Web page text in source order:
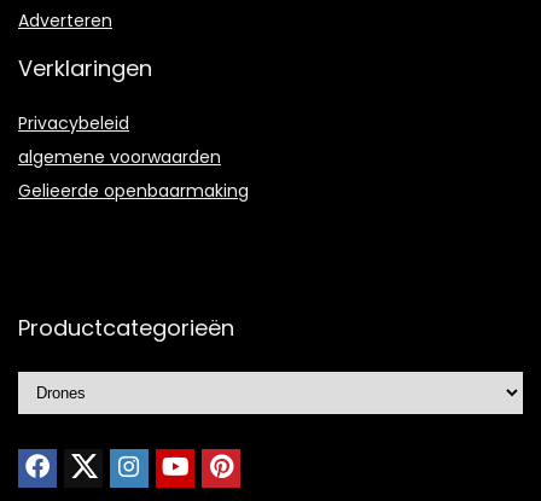
Adverteren
Verklaringen
Privacybeleid
algemene voorwaarden
Gelieerde openbaarmaking
Productcategorieën